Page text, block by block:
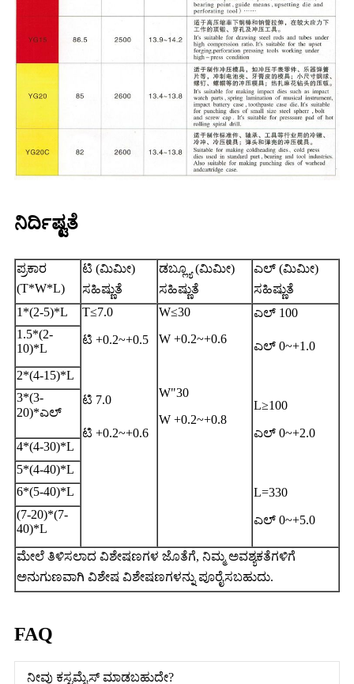
ನಿರ್ದಿಷ್ಟತೆ
ಪ್ರಕಾರ
(T*W*L)
ಟಿ (ಮಿಮೀ)
ಸಹಿಷ್ಣುತೆ
ಡಬ್ಲ್ಯೂ (ಮಿಮೀ)
ಸಹಿಷ್ಣುತೆ
ಎಲ್ (ಮಿಮೀ)
ಸಹಿಷ್ಣುತೆ
1*(2-5)*L
T≤7.0
ಟಿ +0.2~+0.5
ಟಿ 7.0
ಟಿ +0.2~+0.6
W≤30
W +0.2~+0.6
W"30
W +0.2~+0.8
ಎಲ್ 100
ಎಲ್ 0~+1.0
L≥100
ಎಲ್ 0~+2.0
L=330
ಎಲ್ 0~+5.0
1.5*(2-
10)*L
2*(4-15)*L
3*(3-
20)*ಎಲ್
4*(4-30)*L
5*(4-40)*L
6*(5-40)*L
(7-20)*(7-
40)*L
ಮೇಲೆ ತಿಳಿಸಲಾದ ವಿಶೇಷಣಗಳ ಜೊತೆಗೆ, ನಿಮ್ಮ ಅವಶ್ಯಕತೆಗಳಿಗೆ
ಅನುಗುಣವಾಗಿ ವಿಶೇಷ ವಿಶೇಷಣಗಳನ್ನು ಪೂರೈಸಬಹುದು.
FAQ
ನೀವು ಕಸ್ಟಮೈಸ್ ಮಾಡಬಹುದೇ?